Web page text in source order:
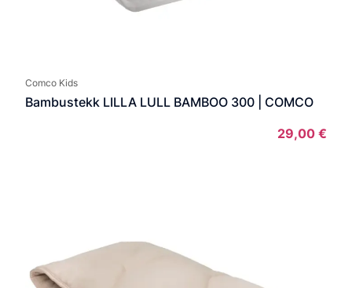
Comco Kids
Bambustekk LILLA LULL BAMBOO 300 | COMCO
29,00 €